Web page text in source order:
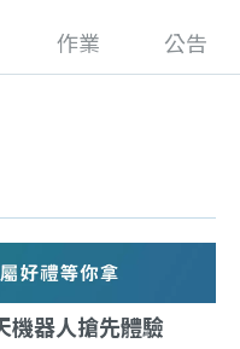
作業 公告
機器人搶先體驗